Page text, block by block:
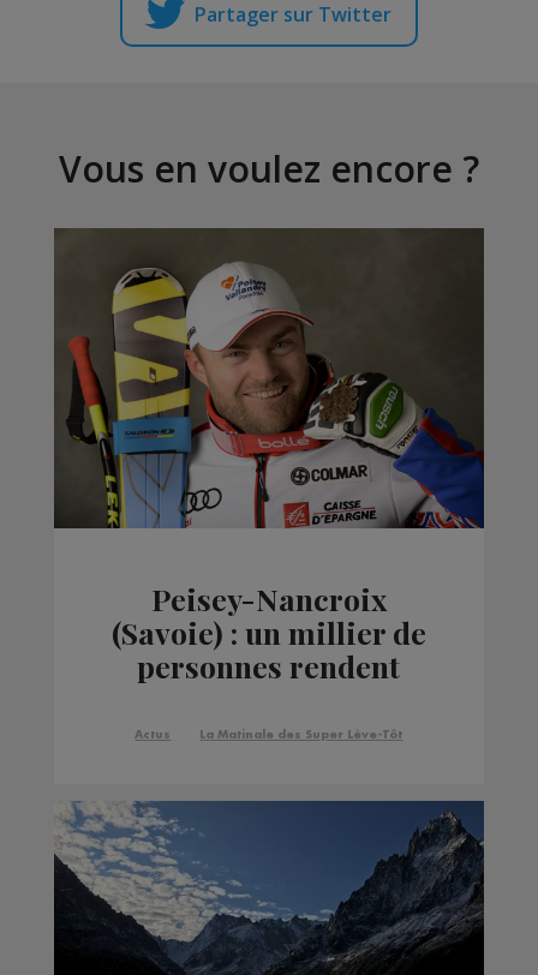
Partager sur Twitter
Vous en voulez encore ?
Peisey-Nancroix
(Savoie) : un millier de
personnes rendent
Poisson
Actus La Matinale des Super Lève-Tôt